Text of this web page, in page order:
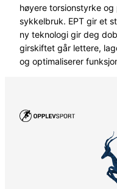
T
K
j
e
d
-
høyere torsionstyrke
sykkelbruk. EPT gir et
ny teknologi gir deg
girskiftet går lettere,
og optimaliserer